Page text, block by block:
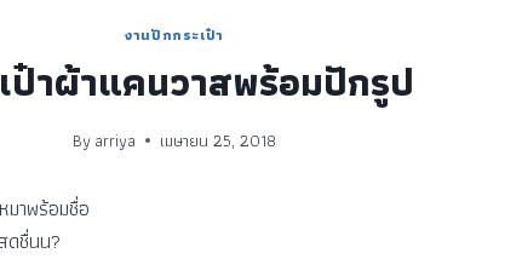
งานปักกระเป๋า
ป๋าผ้าแคนวาสพร้อมปักรูป
Byarriya เมษายน 25, 2018
มาพร้อมชื่อ
ดชื่นน?